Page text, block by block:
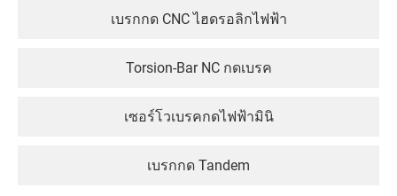
เบรกกด CNC ไฮดรอลิกไฟฟ้า
Torsion-Bar NC กดเบรค
เซอร์โวเบรคกดไฟฟ้ามินิ
เบรกกด Tandem